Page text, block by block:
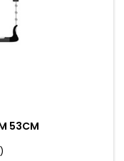
53CM